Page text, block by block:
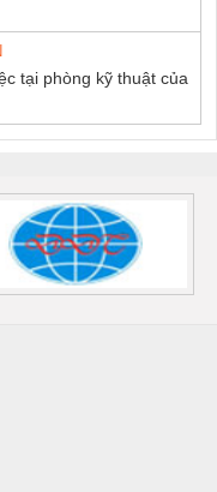
tại phòng kỹ thuật của